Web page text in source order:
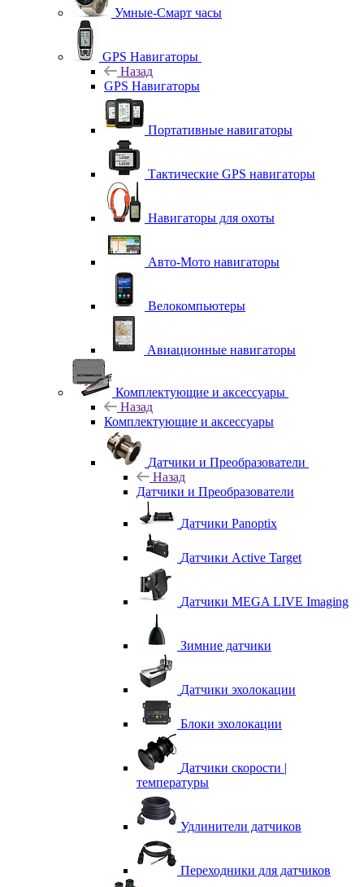
Умные-Смарт часы
GPS Навигаторы
Назад
GPS Навигаторы
Портативные навигаторы
Тактические GPS навигаторы
Навигаторы для охоты
Авто-Мото навигаторы
Велокомпьютеры
Авиационные навигаторы
Комплектующие и аксессуары
Назад
Комплектующие и аксессуары
Датчики и Преобразователи
Назад
Датчики и Преобразователи
Датчики Panoptix
Датчики Active Target
Датчики MEGA LIVE Imaging
Зимние датчики
Датчики эхолокации
Блоки эхолокации
Датчики скорости |
температуры
Удлинители датчиков
Переходники для датчиков